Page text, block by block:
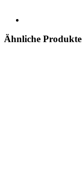
Ähnliche Produkte